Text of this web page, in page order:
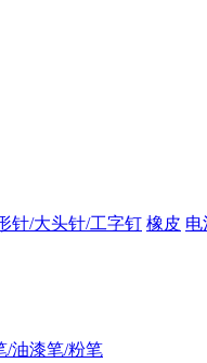
针/大头针/工字钉 橡皮 电
/油漆笔/粉笔